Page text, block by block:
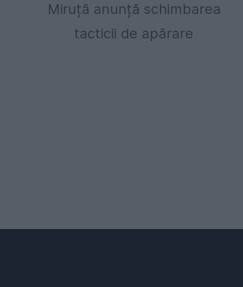
Miruță anunță schimbarea
tacticii de apărare